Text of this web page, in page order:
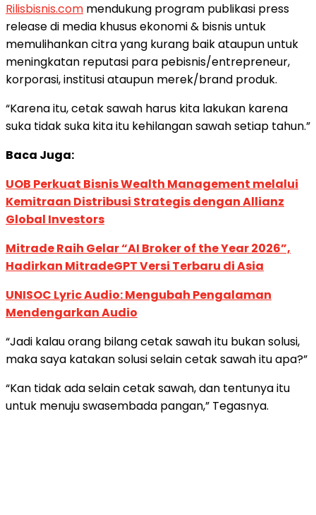
Rilisbisnis.com mendukung program publikasi press
release di media khusus ekonomi & bisnis untuk
memulihankan citra yang kurang baik ataupun untuk
meningkatan reputasi para pebisnis/entrepreneur,
korporasi, institusi ataupun merek/brand produk.
“Karena itu, cetak sawah harus kita lakukan karena
suka tidak suka kita itu kehilangan sawah setiap tahun.”
Baca Juga:
UOB Perkuat Bisnis Wealth Management melalui
Kemitraan Distribusi Strategis dengan Allianz
Global Investors
Mitrade Raih Gelar “AI Broker of the Year 2026”,
Hadirkan MitradeGPT Versi Terbaru di Asia
UNISOC Lyric Audio: Mengubah Pengalaman
Mendengarkan Audio
“Jadi kalau orang bilang cetak sawah itu bukan solusi,
maka saya katakan solusi selain cetak sawah itu apa?”
“Kan tidak ada selain cetak sawah, dan tentunya itu
untuk menuju swasembada pangan,” Tegasnya.